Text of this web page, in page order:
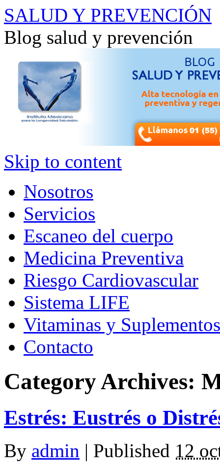
SALUD Y PREVENCIÓN
Blog salud y prevención
Skip to content
Nosotros
Servicios
Escaneo del cuerpo
Medicina Preventiva
Riesgo Cardiovascular
Sistema LIFE
Vitaminas y Suplementos
Contacto
Category Archives:
Estrés: Eustrés o
By admin | Published 12